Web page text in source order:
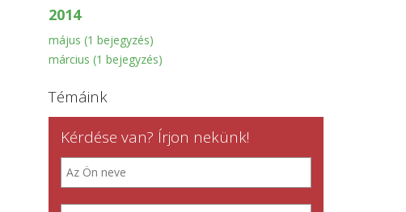
2014
május (1 bejegyzés)
március (1 bejegyzés)
Témáink
Kérdése van? Írjon nekünk!